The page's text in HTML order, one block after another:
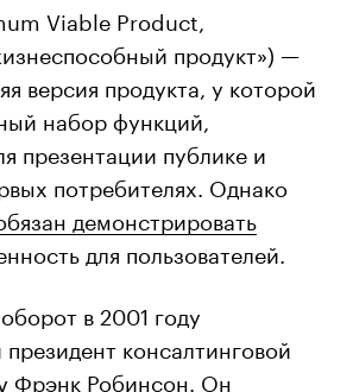
Viable Product,
продукт») —
версия продукта, у которой
набор функций,
презентации публике и
потребителях. Однако
демонстрировать
для пользователей.
в 2001 году
консалтинговой
Фрэнк Робинсон. Он